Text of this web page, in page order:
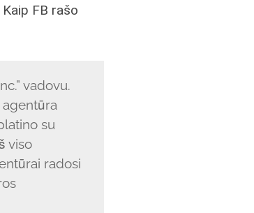
FB rašo
vadovu.
agentūra
su
viso
radosi